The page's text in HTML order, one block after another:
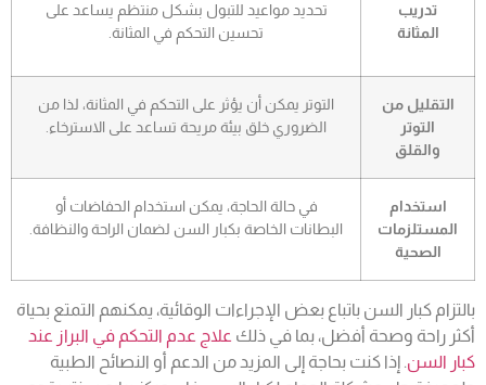
تدريب
المثانة
تحديد مواعيد للتبول بشكل منتظم يساعد على
تحسين التحكم في المثانة.
التقليل من
التوتر
والقلق
التوتر يمكن أن يؤثر على التحكم في المثانة، لذا من
الضروري خلق بيئة مريحة تساعد على الاسترخاء.
استخدام
المستلزمات
الصحية
في حالة الحاجة، يمكن استخدام الحفاضات أو
البطانات الخاصة بكبار السن لضمان الراحة والنظافة.
بالتزام كبار السن باتباع بعض الإجراءات الوقائية، يمكنهم التمتع بحياة
أكثر راحة وصحة أفضل، بما في ذلك علاج عدم التحكم في البراز عند
كبار السن. إذا كنت بحاجة إلى المزيد من الدعم أو النصائح الطبية